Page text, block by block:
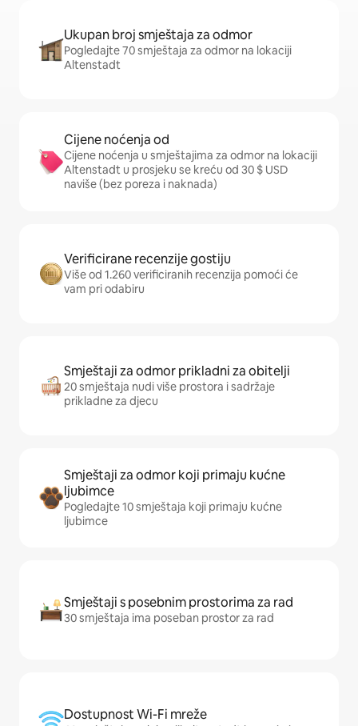
Ukupan broj smještaja za odmor
Pogledajte 70 smještaja za odmor na lokaciji
Altenstadt
Cijene noćenja od
Cijene noćenja u smještajima za odmor na lokaciji
Altenstadt u prosjeku se kreću od 30 $ USD
naviše (bez poreza i naknada)
Verificirane recenzije gostiju
Više od 1.260 verificiranih recenzija pomoći će
vam pri odabiru
Smještaji za odmor prikladni za obitelji
20 smještaja nudi više prostora i sadržaje
prikladne za djecu
Smještaji za odmor koji primaju kućne
ljubimce
Pogledajte 10 smještaja koji primaju kućne
ljubimce
Smještaji s posebnim prostorima za rad
30 smještaja ima poseban prostor za rad
Dostupnost Wi-Fi mreže